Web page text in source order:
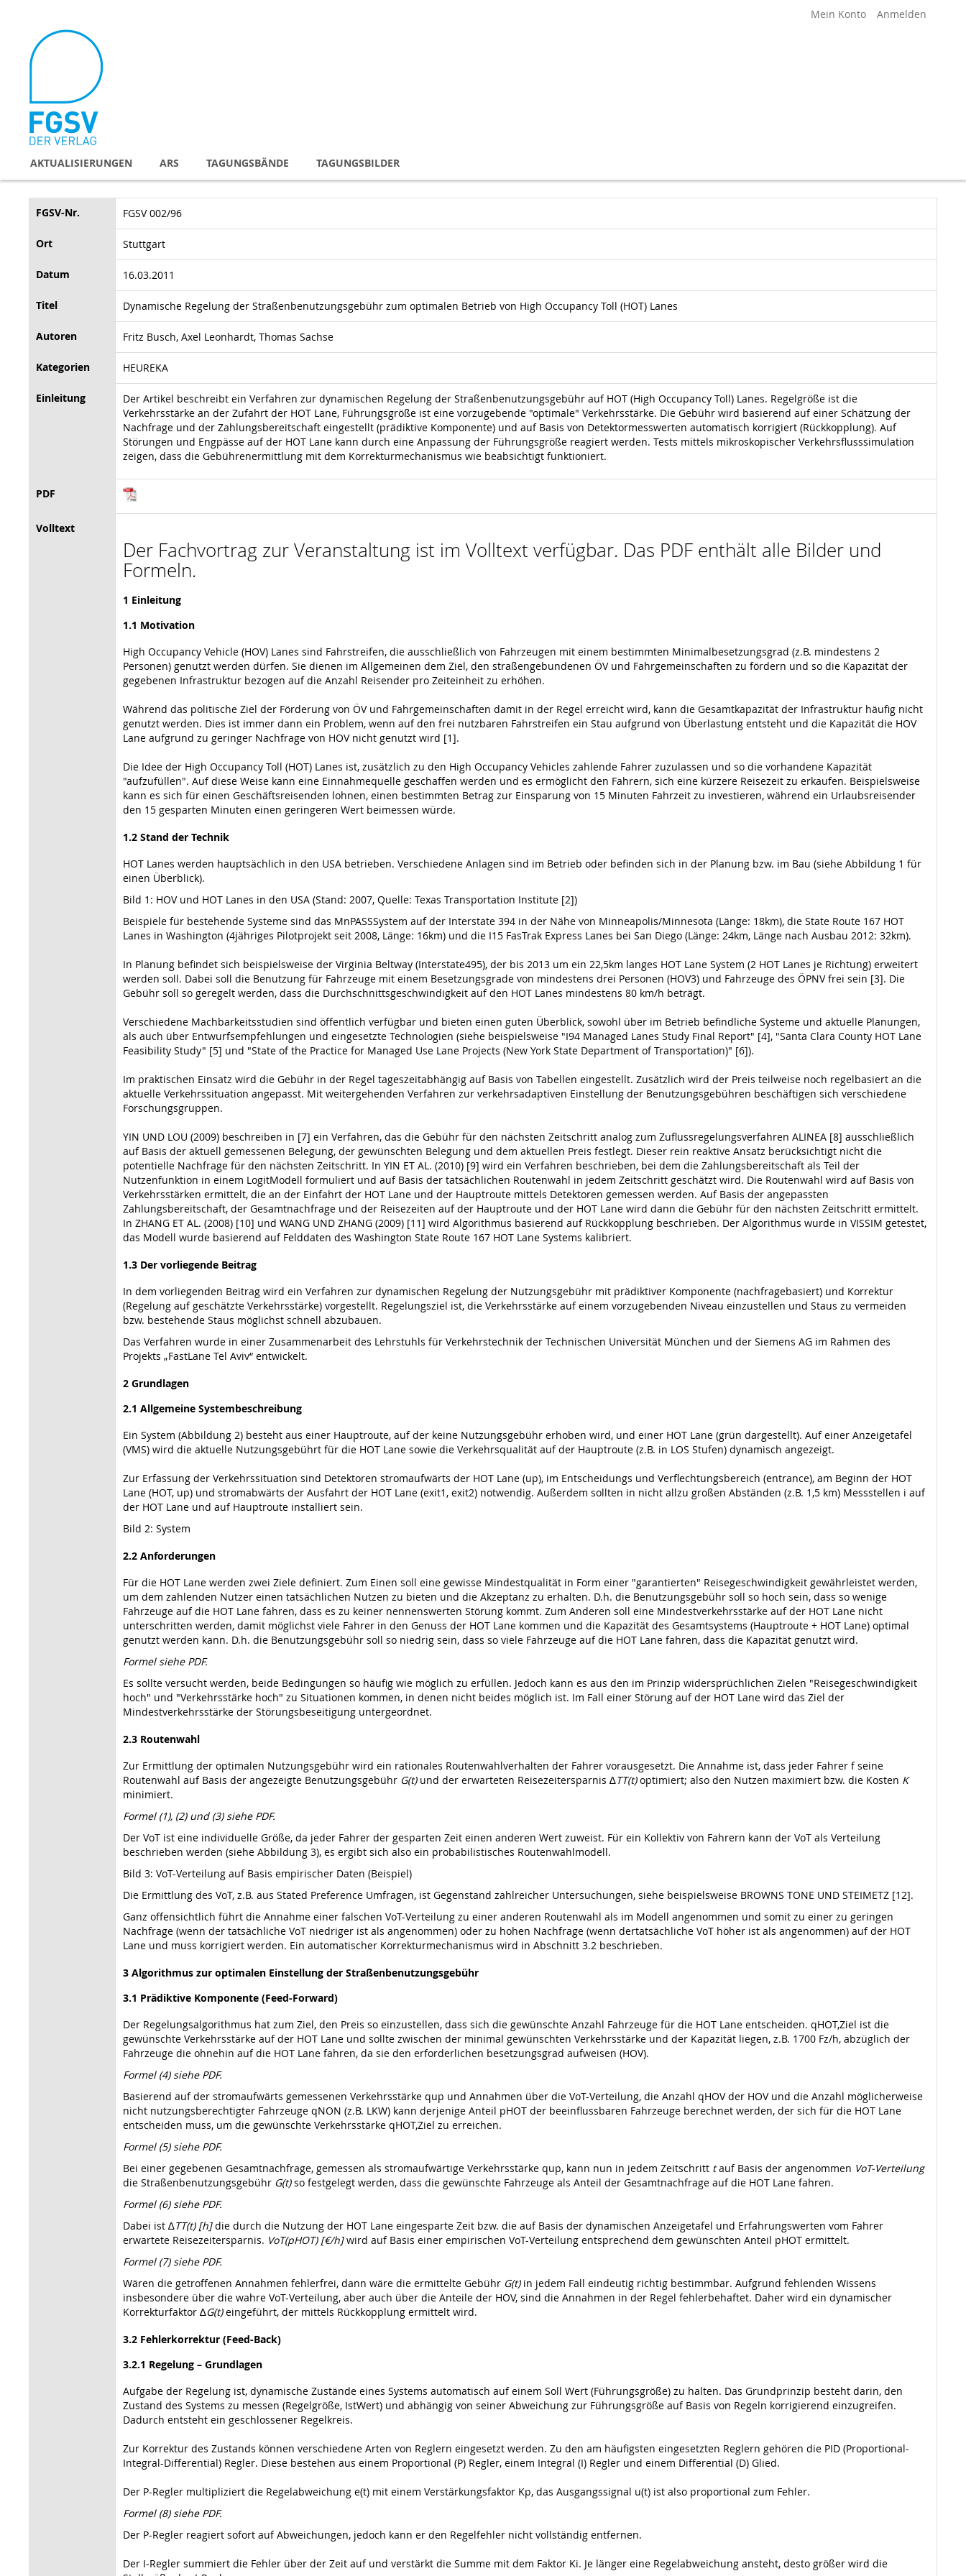
Mein Konto Anmelden
Inhalt
AKTUALISIERUNGEN ARS TAGUNGSBÄNDE TAGUNGSBILDER
FGSV-Nr. FGSV 002/96
Ort Stuttgart
Datum 16.03.2011
Titel Dynamische Regelung der Straßenbenutzungsgebühr zum optimalen Betrieb von High Occupancy Toll (HOT) Lanes
Autoren Fritz Busch, Axel Leonhardt, Thomas Sachse
Kategorien HEUREKA
Einleitung
Der Artikel beschreibt ein Verfahren zur dynamischen Regelung der Straßenbenutzungsgebühr auf HOT (High Occupancy Toll) Lanes. Regelgröße ist die
Verkehrsstärke an der Zufahrt der HOT Lane, Führungsgröße ist eine vorzugebende "optimale" Verkehrsstärke. Die Gebühr wird basierend auf einer Schätzung der
Nachfrage und der Zahlungsbereitschaft eingestellt (prädiktive Komponente) und auf Basis von Detektormesswerten automatisch korrigiert (Rückkopplung). Auf
Störungen und Engpässe auf der HOT Lane kann durch eine Anpassung der Führungsgröße reagiert werden. Tests mittels mikroskopischer Verkehrsflusssimulation
zeigen, dass die Gebührenermittlung mit dem Korrekturmechanismus wie beabsichtigt funktioniert.
PDF
Volltext
Der Fachvortrag zur Veranstaltung ist im Volltext verfügbar. Das PDF enthält alle Bilder und
Formeln.
1 Einleitung
1.1 Motivation
High Occupancy Vehicle (HOV) Lanes sind Fahrstreifen, die ausschließlich von Fahrzeugen mit einem bestimmten Minimalbesetzungsgrad (z.B. mindestens 2
Personen) genutzt werden dürfen. Sie dienen im Allgemeinen dem Ziel, den straßengebundenen ÖV und Fahrgemeinschaften zu fördern und so die Kapazität der
gegebenen Infrastruktur bezogen auf die Anzahl Reisender pro Zeiteinheit zu erhöhen.
Während das politische Ziel der Förderung von ÖV und Fahrgemeinschaften damit in der Regel erreicht wird, kann die Gesamtkapazität der Infrastruktur häufig nicht
genutzt werden. Dies ist immer dann ein Problem, wenn auf den frei nutzbaren Fahrstreifen ein Stau aufgrund von Überlastung entsteht und die Kapazität die HOV
Lane aufgrund zu geringer Nachfrage von HOV nicht genutzt wird [1].
Die Idee der High Occupancy Toll (HOT) Lanes ist, zusätzlich zu den High Occupancy Vehicles zahlende Fahrer zuzulassen und so die vorhandene Kapazität
"aufzufüllen". Auf diese Weise kann eine Einnahmequelle geschaffen werden und es ermöglicht den Fahrern, sich eine kürzere Reisezeit zu erkaufen. Beispielsweise
kann es sich für einen Geschäftsreisenden lohnen, einen bestimmten Betrag zur Einsparung von 15 Minuten Fahrzeit zu investieren, während ein Urlaubsreisender
den 15 gesparten Minuten einen geringeren Wert beimessen würde.
1.2 Stand der Technik
HOT Lanes werden hauptsächlich in den USA betrieben. Verschiedene Anlagen sind im Betrieb oder befinden sich in der Planung bzw. im Bau (siehe Abbildung 1 für
einen Überblick).
Bild 1: HOV und HOT Lanes in den USA (Stand: 2007, Quelle: Texas Transportation Institute [2])
Beispiele für bestehende Systeme sind das MnPASSSystem auf der Interstate 394 in der Nähe von Minneapolis/Minnesota (Länge: 18km), die State Route 167 HOT
Lanes in Washington (4jähriges Pilotprojekt seit 2008, Länge: 16km) und die I15 FasTrak Express Lanes bei San Diego (Länge: 24km, Länge nach Ausbau 2012: 32km).
In Planung befindet sich beispielsweise der Virginia Beltway (Interstate495), der bis 2013 um ein 22,5km langes HOT Lane System (2 HOT Lanes je Richtung) erweitert
werden soll. Dabei soll die Benutzung für Fahrzeuge mit einem Besetzungsgrade von mindestens drei Personen (HOV3) und Fahrzeuge des ÖPNV frei sein [3]. Die
Gebühr soll so geregelt werden, dass die Durchschnittsgeschwindigkeit auf den HOT Lanes mindestens 80 km/h beträgt.
Verschiedene Machbarkeitsstudien sind öffentlich verfügbar und bieten einen guten Überblick, sowohl über im Betrieb befindliche Systeme und aktuelle Planungen,
als auch über Entwurfsempfehlungen und eingesetzte Technologien (siehe beispielsweise "I94 Managed Lanes Study Final Report" [4], "Santa Clara County HOT Lane
Feasibility Study" [5] und "State of the Practice for Managed Use Lane Projects (New York State Department of Transportation)" [6]).
Im praktischen Einsatz wird die Gebühr in der Regel tageszeitabhängig auf Basis von Tabellen eingestellt. Zusätzlich wird der Preis teilweise noch regelbasiert an die
aktuelle Verkehrssituation angepasst. Mit weitergehenden Verfahren zur verkehrsadaptiven Einstellung der Benutzungsgebühren beschäftigen sich verschiedene
Forschungsgruppen.
YIN UND LOU (2009) beschreiben in [7] ein Verfahren, das die Gebühr für den nächsten Zeitschritt analog zum Zuflussregelungsverfahren ALINEA [8] ausschließlich
auf Basis der aktuell gemessenen Belegung, der gewünschten Belegung und dem aktuellen Preis festlegt. Dieser rein reaktive Ansatz berücksichtigt nicht die
potentielle Nachfrage für den nächsten Zeitschritt. In YIN ET AL. (2010) [9] wird ein Verfahren beschrieben, bei dem die Zahlungsbereitschaft als Teil der
Nutzenfunktion in einem LogitModell formuliert und auf Basis der tatsächlichen Routenwahl in jedem Zeitschritt geschätzt wird. Die Routenwahl wird auf Basis von
Verkehrsstärken ermittelt, die an der Einfahrt der HOT Lane und der Hauptroute mittels Detektoren gemessen werden. Auf Basis der angepassten
Zahlungsbereitschaft, der Gesamtnachfrage und der Reisezeiten auf der Hauptroute und der HOT Lane wird dann die Gebühr für den nächsten Zeitschritt ermittelt.
In ZHANG ET AL. (2008) [10] und WANG UND ZHANG (2009) [11] wird Algorithmus basierend auf Rückkopplung beschrieben. Der Algorithmus wurde in VISSIM getestet,
das Modell wurde basierend auf Felddaten des Washington State Route 167 HOT Lane Systems kalibriert.
1.3 Der vorliegende Beitrag
In dem vorliegenden Beitrag wird ein Verfahren zur dynamischen Regelung der Nutzungsgebühr mit prädiktiver Komponente (nachfragebasiert) und Korrektur
(Regelung auf geschätzte Verkehrsstärke) vorgestellt. Regelungsziel ist, die Verkehrsstärke auf einem vorzugebenden Niveau einzustellen und Staus zu vermeiden
bzw. bestehende Staus möglichst schnell abzubauen.
Das Verfahren wurde in einer Zusammenarbeit des Lehrstuhls für Verkehrstechnik der Technischen Universität München und der Siemens AG im Rahmen des
Projekts „FastLane Tel Aviv“ entwickelt.
2 Grundlagen
2.1 Allgemeine Systembeschreibung
Ein System (Abbildung 2) besteht aus einer Hauptroute, auf der keine Nutzungsgebühr erhoben wird, und einer HOT Lane (grün dargestellt). Auf einer Anzeigetafel
(VMS) wird die aktuelle Nutzungsgebührt für die HOT Lane sowie die Verkehrsqualität auf der Hauptroute (z.B. in LOS Stufen) dynamisch angezeigt.
Zur Erfassung der Verkehrssituation sind Detektoren stromaufwärts der HOT Lane (up), im Entscheidungs und Verflechtungsbereich (entrance), am Beginn der HOT
Lane (HOT, up) und stromabwärts der Ausfahrt der HOT Lane (exit1, exit2) notwendig. Außerdem sollten in nicht allzu großen Abständen (z.B. 1,5 km) Messstellen i auf
der HOT Lane und auf Hauptroute installiert sein.
Bild 2: System
2.2 Anforderungen
Für die HOT Lane werden zwei Ziele definiert. Zum Einen soll eine gewisse Mindestqualität in Form einer "garantierten" Reisegeschwindigkeit gewährleistet werden,
um dem zahlenden Nutzer einen tatsächlichen Nutzen zu bieten und die Akzeptanz zu erhalten. D.h. die Benutzungsgebühr soll so hoch sein, dass so wenige
Fahrzeuge auf die HOT Lane fahren, dass es zu keiner nennenswerten Störung kommt. Zum Anderen soll eine Mindestverkehrsstärke auf der HOT Lane nicht
unterschritten werden, damit möglichst viele Fahrer in den Genuss der HOT Lane kommen und die Kapazität des Gesamtsystems (Hauptroute + HOT Lane) optimal
genutzt werden kann. D.h. die Benutzungsgebühr soll so niedrig sein, dass so viele Fahrzeuge auf die HOT Lane fahren, dass die Kapazität genutzt wird.
Formel siehe PDF.
Es sollte versucht werden, beide Bedingungen so häufig wie möglich zu erfüllen. Jedoch kann es aus den im Prinzip widersprüchlichen Zielen "Reisegeschwindigkeit
hoch" und "Verkehrsstärke hoch" zu Situationen kommen, in denen nicht beides möglich ist. Im Fall einer Störung auf der HOT Lane wird das Ziel der
Mindestverkehrsstärke der Störungsbeseitigung untergeordnet.
2.3 Routenwahl
Zur Ermittlung der optimalen Nutzungsgebühr wird ein rationales Routenwahlverhalten der Fahrer vorausgesetzt. Die Annahme ist, dass jeder Fahrer f seine
Routenwahl auf Basis der angezeigte Benutzungsgebühr G(t)und der erwarteten Reisezeitersparnis ∆TT(t)optimiert; also den Nutzen maximiert bzw. die Kosten K
minimiert.
Formel (1), (2) und (3) siehe PDF.
Der VoT ist eine individuelle Größe, da jeder Fahrer der gesparten Zeit einen anderen Wert zuweist. Für ein Kollektiv von Fahrern kann der VoT als Verteilung
beschrieben werden (siehe Abbildung 3), es ergibt sich also ein probabilistisches Routenwahlmodell.
Bild 3: VoT-Verteilung auf Basis empirischer Daten (Beispiel)
Die Ermittlung des VoT, z.B. aus Stated Preference Umfragen, ist Gegenstand zahlreicher Untersuchungen, siehe beispielsweise BROWNS TONE UND STEIMETZ [12].
Ganz offensichtlich führt die Annahme einer falschen VoT-Verteilung zu einer anderen Routenwahl als im Modell angenommen und somit zu einer zu geringen
Nachfrage (wenn der tatsächliche VoT niedriger ist als angenommen) oder zu hohen Nachfrage (wenn dertatsächliche VoT höher ist als angenommen) auf der HOT
Lane und muss korrigiert werden. Ein automatischer Korrekturmechanismus wird in Abschnitt 3.2 beschrieben.
3 Algorithmus zur optimalen Einstellung der Straßenbenutzungsgebühr
3.1 Prädiktive Komponente (Feed-Forward)
Der Regelungsalgorithmus hat zum Ziel, den Preis so einzustellen, dass sich die gewünschte Anzahl Fahrzeuge für die HOT Lane entscheiden. qHOT,Ziel ist die
gewünschte Verkehrsstärke auf der HOT Lane und sollte zwischen der minimal gewünschten Verkehrsstärke und der Kapazität liegen, z.B. 1700 Fz/h, abzüglich der
Fahrzeuge die ohnehin auf die HOT Lane fahren, da sie den erforderlichen besetzungsgrad aufweisen (HOV).
Formel (4) siehe PDF.
Basierend auf der stromaufwärts gemessenen Verkehrsstärke qup und Annahmen über die VoT-Verteilung, die Anzahl qHOV der HOV und die Anzahl möglicherweise
nicht nutzungsberechtigter Fahrzeuge qNON (z.B. LKW) kann derjenige Anteil pHOT der beeinflussbaren Fahrzeuge berechnet werden, der sich für die HOT Lane
entscheiden muss, um die gewünschte Verkehrsstärke qHOT,Ziel zu erreichen.
Formel (5) siehe PDF.
Bei einer gegebenen Gesamtnachfrage, gemessen als stromaufwärtige Verkehrsstärke qup, kann nun in jedem Zeitschritt tauf Basis der angenommen VoT-Verteilung
die Straßenbenutzungsgebühr G(t)so festgelegt werden, dass die gewünschte Fahrzeuge als Anteil der Gesamtnachfrage auf die HOT Lane fahren.
Formel (6) siehe PDF.
Dabei ist ∆TT(t) [h]die durch die Nutzung der HOT Lane eingesparte Zeit bzw. die auf Basis der dynamischen Anzeigetafel und Erfahrungswerten vom Fahrer
erwartete Reisezeitersparnis. VoT(pHOT) [€/h]wird auf Basis einer empirischen VoT-Verteilung entsprechend dem gewünschten Anteil pHOT ermittelt.
Formel (7) siehe PDF.
Wären die getroffenen Annahmen fehlerfrei, dann wäre die ermittelte Gebühr G(t)in jedem Fall eindeutig richtig bestimmbar. Aufgrund fehlenden Wissens
insbesondere über die wahre VoT-Verteilung, aber auch über die Anteile der HOV, sind die Annahmen in der Regel fehlerbehaftet. Daher wird ein dynamischer
Korrekturfaktor ∆G(t)eingeführt, der mittels Rückkopplung ermittelt wird.
3.2 Fehlerkorrektur (Feed-Back)
3.2.1 Regelung – Grundlagen
Aufgabe der Regelung ist, dynamische Zustände eines Systems automatisch auf einem Soll Wert (Führungsgröße) zu halten. Das Grundprinzip besteht darin, den
Zustand des Systems zu messen (Regelgröße, IstWert) und abhängig von seiner Abweichung zur Führungsgröße auf Basis von Regeln korrigierend einzugreifen.
Dadurch entsteht ein geschlossener Regelkreis.
Zur Korrektur des Zustands können verschiedene Arten von Reglern eingesetzt werden. Zu den am häufigsten eingesetzten Reglern gehören die PID (Proportional-
Integral-Differential) Regler. Diese bestehen aus einem Proportional (P) Regler, einem Integral (I) Regler und einem Differential (D) Glied.
Der P-Regler multipliziert die Regelabweichung e(t) mit einem Verstärkungsfaktor Kp, das Ausgangssignal u(t) ist also proportional zum Fehler.
Formel (8) siehe PDF.
Der P-Regler reagiert sofort auf Abweichungen, jedoch kann er den Regelfehler nicht vollständig entfernen.
Der I-Regler summiert die Fehler über der Zeit auf und verstärkt die Summe mit dem Faktor Ki. Je länger eine Regelabweichung ansteht, desto größer wird die